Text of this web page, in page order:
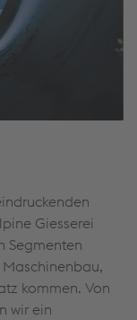
Giesserei
Segmenten
kommen. Von
wir ein